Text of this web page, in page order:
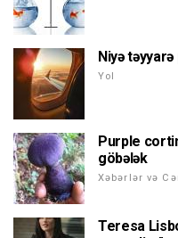
Niyə təyyarə
Yol
Purple
göbələk
Xəbərlər və
Teresa